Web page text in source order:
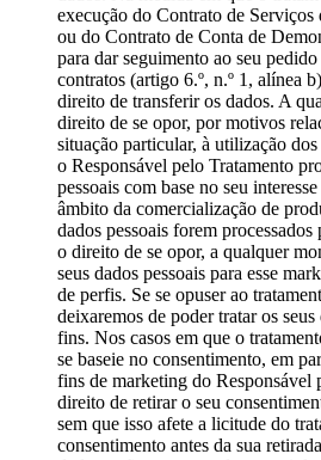
execução do Contrato de
ou do Contrato de Conta de
para dar seguimento ao seu
contratos (artigo 6.º, n.º 1, alínea
direito de transferir os dados. A
direito de se opor, por motivos
situação particular, à utilização dos
o Responsável pelo Tratamento
pessoais com base no seu
âmbito da comercialização de
dados pessoais forem
o direito de se opor, a qualquer
seus dados pessoais para esse
de perfis. Se se opuser ao
deixaremos de poder tratar os seus
fins. Nos casos em que o
se baseie no consentimento, em
fins de marketing do Responsável
direito de retirar o seu
sem que isso afete a licitude do
consentimento antes da sua